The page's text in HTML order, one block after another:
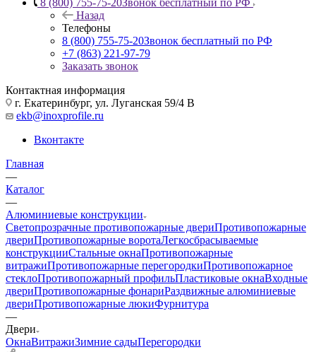
8 (800) 755-75-20Звонок бесплатный по РФ
Назад
Телефоны
8 (800) 755-75-20Звонок бесплатный по РФ
+7 (863) 221-97-79
Заказать звонок
Контактная информация
г. Екатеринбург, ул. Луганская 59/4 В
ekb@inoxprofile.ru
Вконтакте
Главная
—
Каталог
—
Алюминиевые конструкции
Светопрозрачные противопожарные двериПротивопожарные
двериПротивопожарные воротаЛегкосбрасываемые
конструкцииСтальные окнаПротивопожарные
витражиПротивопожарные перегородкиПротивопожарное
стеклоПротивопожарный профильПластиковые окнаВходные
двериПротивопожарные фонариРаздвижные алюминиевые
двериПротивопожарные люкиФурнитура
—
Двери
ОкнаВитражиЗимние садыПерегородки